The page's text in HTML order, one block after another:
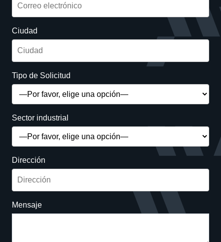
Ciudad
Tipo de Solicitud
Sector industrial
Dirección
Mensaje